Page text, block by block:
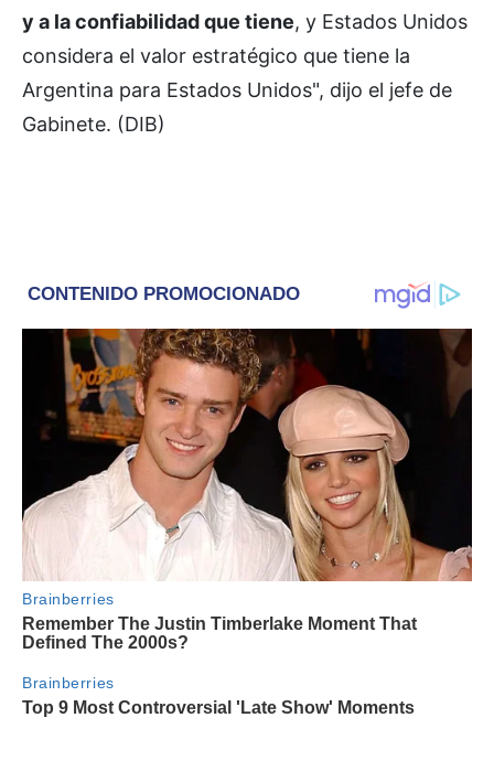
y a la confiabilidad que tiene, y Estados Unidos
considera el valor estratégico que tiene la
Argentina para Estados Unidos", dijo el jefe de
Gabinete. (DIB)